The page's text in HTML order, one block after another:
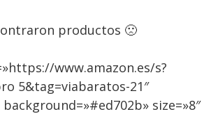
productos 🙁
www.amazon.es/s?
5&tag=viabaratos-21″
size=»8″